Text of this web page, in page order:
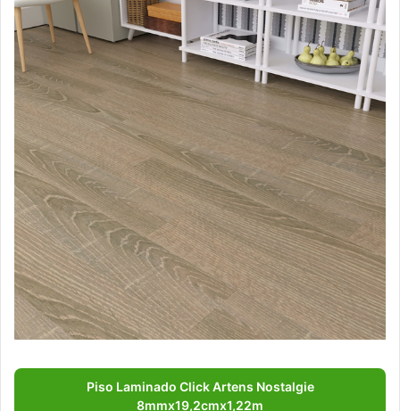
Piso Laminado Click Artens Nostalgie
8mmx19,2cmx1,22m